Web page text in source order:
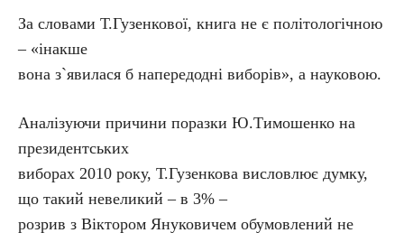
За словами Т.Гузенкової, книга не є політологічною
– «інакше
вона з`явилася б напередодні виборів», а науковою.
Аналізуючи причини поразки Ю.Тимошенко на
президентських
виборах 2010 року, Т.Гузенкова висловлює думку,
що такий невеликий – в 3% –
розрив з Віктором Януковичем обумовлений не